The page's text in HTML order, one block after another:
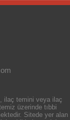
ilaç temini veya ilaç
üzerinde tıbbi
Sitede yer alan